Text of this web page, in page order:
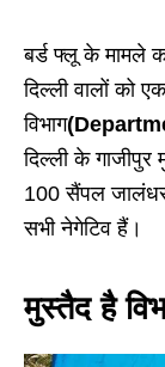
बर्ड फ्लू के मामले
दिल्ली वालों को
विभाग
दिल्ली के गाजीपुर
100 सैंपल
सभी नेगेटिव हैं।
मुस्तैद है